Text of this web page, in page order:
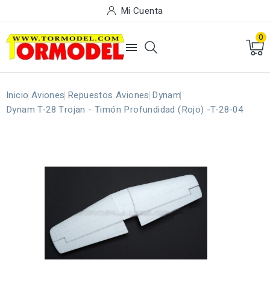
Mi Cuenta

0
Inicio Aviones Repuestos Aviones Dynam
Dynam T-28 Trojan - Timón Profundidad (Rojo) -T-28-04